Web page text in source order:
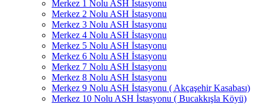
Merkez 1 Nolu ASH İstasyonu
Merkez 2 Nolu ASH İstasyonu
Merkez 3 Nolu ASH İstasyonu
Merkez 4 Nolu ASH İstasyonu
Merkez 5 Nolu ASH İstasyonu
Merkez 6 Nolu ASH İstasyonu
Merkez 7 Nolu ASH İstasyonu
Merkez 8 Nolu ASH İstasyonu
Merkez 9 Nolu ASH İstasyonu ( Akçaşehir Kasabası)
Merkez 10 Nolu ASH İstasyonu ( Bucakkışla Köyü)